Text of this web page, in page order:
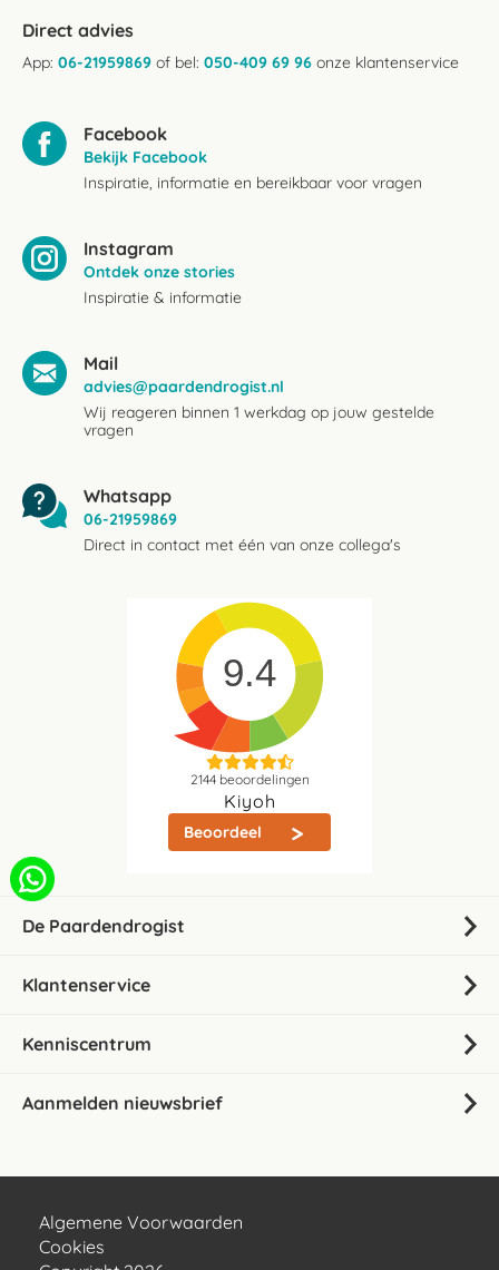
Direct advies
App: 06-21959869 of bel: 050-409 69 96 onze klantenservice
Facebook
Bekijk Facebook
Inspiratie, informatie en bereikbaar voor vragen
Instagram
Ontdek onze stories
Inspiratie & informatie
Mail
advies@paardendrogist.nl
Wij reageren binnen 1 werkdag op jouw gestelde
vragen
Whatsapp
06-21959869
Direct in contact met één van onze collega's
9.4
2144beoordelingen
Kiyoh
Beoordeel
De Paardendrogist
Klantenservice
Kenniscentrum
Aanmelden nieuwsbrief
Algemene Voorwaarden
Cookies